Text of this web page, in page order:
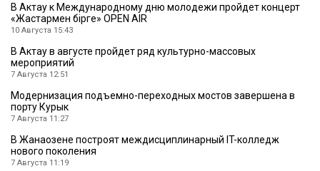
В Актау к Международному дню молодежи пройдет концерт
«Жастармен бірге» OPEN AIR
10 Августа 15:43
В Актау в августе пройдет ряд культурно-массовых
мероприятий
7 Августа 12:51
Модернизация подъемно-переходных мостов завершена в
порту Курык
7 Августа 11:27
В Жанаозене построят междисциплинарный IT-колледж
нового поколения
7 Августа 11:19